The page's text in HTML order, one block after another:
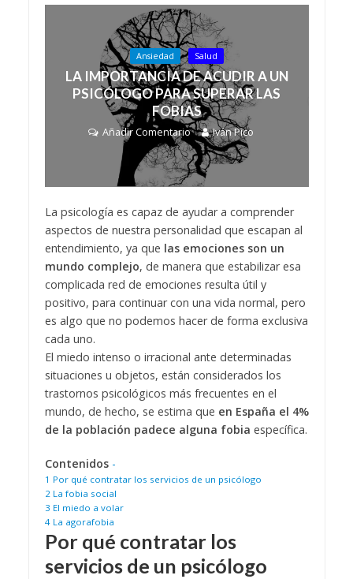
Ansiedad Salud
LA IMPORTANCIA DE ACUDIR A UN
PSICÓLOGO PARA SUPERAR LAS
FOBIAS
Añadir Comentario Iván Pico
La psicología es capaz de ayudar a comprender
aspectos de nuestra personalidad que escapan al
entendimiento, ya que las emociones son un
mundo complejo, de manera que estabilizar esa
complicada red de emociones resulta útil y
positivo, para continuar con una vida normal, pero
es algo que no podemos hacer de forma exclusiva
cada uno.
El miedo intenso o irracional ante determinadas
situaciones u objetos, están considerados los
trastornos psicológicos más frecuentes en el
mundo, de hecho, se estima que en España el 4%
de la población padece alguna fobia específica.
Contenidos -
1 Por qué contratar los servicios de un psicólogo
2 La fobia social
3 El miedo a volar
4 La agorafobia
Por qué contratar los
servicios de un psicólogo